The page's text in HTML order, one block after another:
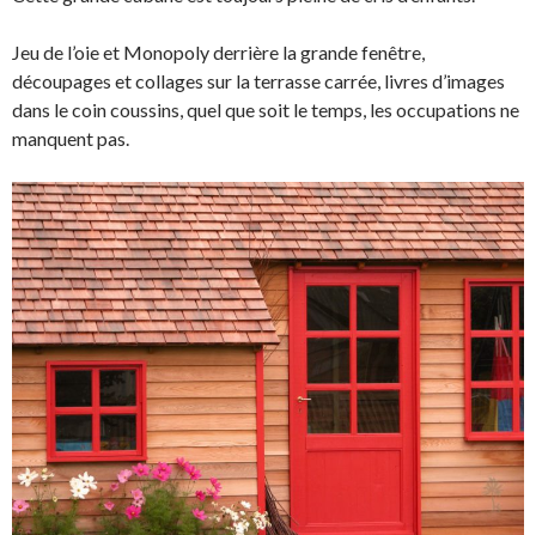
Jeu de l’oie et Monopoly derrière la grande fenêtre,
découpages et collages sur la terrasse carrée, livres d’images
dans le coin coussins, quel que soit le temps, les occupations ne
manquent pas.